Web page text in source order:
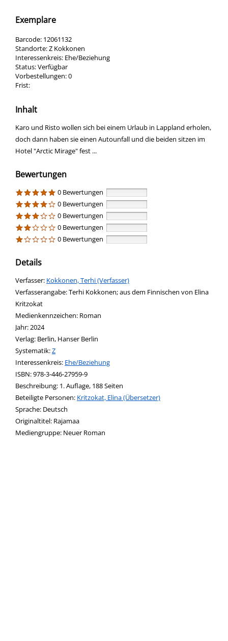
Exemplare
Barcode: 12061132
Standorte:Z Kokkonen
Interessenkreis: Ehe/Beziehung
Status:Verfügbar
Vorbestellungen:0
Frist:
Inhalt
Karo und Risto wollen sich bei einem Urlaub in Lappland erholen,
doch dann haben sie einen Autounfall und die beiden sitzen im
Hotel "Arctic Mirage" fest ...
Bewertungen
0 Bewertungen
0 Bewertungen
0 Bewertungen
0 Bewertungen
0 Bewertungen
Details
Verfasser: Suche nach diesem Verfasser
Kokkonen, Terhi (Verfasser)
Verfasserangabe:Terhi Kokkonen; aus dem Finnischen von Elina
Kritzokat
Medienkennzeichen: Roman
Jahr:2024
Verlag: Berlin, Hanser Berlin
opens in new tab
Diesen Link in neuem Tab öffnen
Systematik:Suche nach dieser Systematik
Z
Interessenkreis: Suche nach diesem Interessenskreis
Ehe/Beziehung
ISBN:978-3-446-27959-9
Beschreibung: 1. Auflage, 188 Seiten
Beteiligte Personen: Suche nach dieser Beteiligten Person
Kritzokat, Elina (Übersetzer)
Sprache: Deutsch
Originaltitel: Rajamaa
Mediengruppe: Neuer Roman